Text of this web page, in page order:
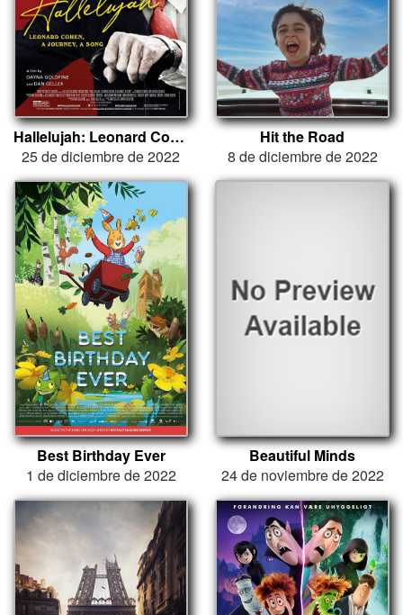
Hallelujah: Leonard Cohen, a Journey, a Song
25 de diciembre de 2022
Hit the Road
8 de diciembre de 2022
Best Birthday Ever
1 de diciembre de 2022
Beautiful Minds
24 de noviembre de 2022